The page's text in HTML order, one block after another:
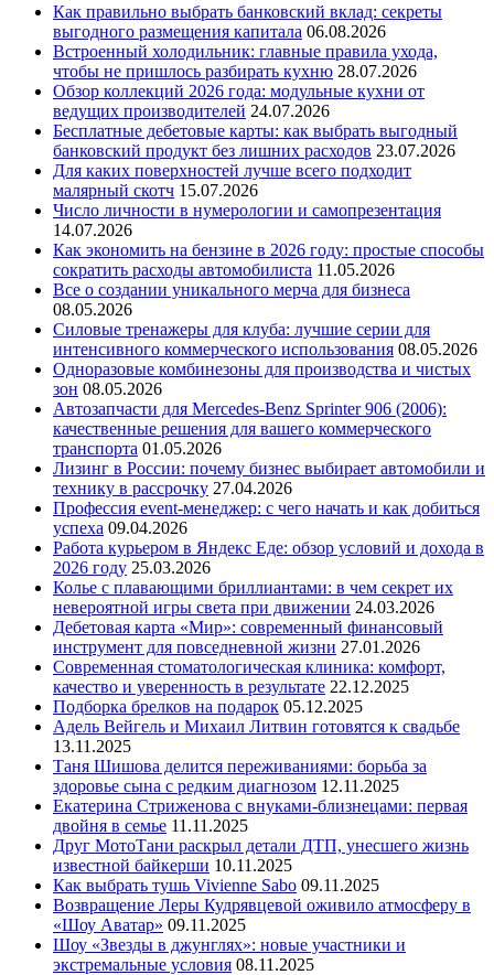
Как правильно выбрать банковский вклад: секреты
выгодного размещения капитала 06.08.2026
Встроенный холодильник: главные правила ухода,
чтобы не пришлось разбирать кухню 28.07.2026
Обзор коллекций 2026 года: модульные кухни от
ведущих производителей 24.07.2026
Бесплатные дебетовые карты: как выбрать выгодный
банковский продукт без лишних расходов 23.07.2026
Для каких поверхностей лучше всего подходит
малярный скотч 15.07.2026
Число личности в нумерологии и самопрезентация
14.07.2026
Как экономить на бензине в 2026 году: простые способы
сократить расходы автомобилиста 11.05.2026
Все о создании уникального мерча для бизнеса
08.05.2026
Силовые тренажеры для клуба: лучшие серии для
интенсивного коммерческого использования 08.05.2026
Одноразовые комбинезоны для производства и чистых
зон 08.05.2026
Автозапчасти для Mercedes-Benz Sprinter 906 (2006):
качественные решения для вашего коммерческого
транспорта 01.05.2026
Лизинг в России: почему бизнес выбирает автомобили и
технику в рассрочку 27.04.2026
Профессия event-менеджер: с чего начать и как добиться
успеха 09.04.2026
Работа курьером в Яндекс Еде: обзор условий и дохода в
2026 году 25.03.2026
Колье с плавающими бриллиантами: в чем секрет их
невероятной игры света при движении 24.03.2026
Дебетовая карта «Мир»: современный финансовый
инструмент для повседневной жизни 27.01.2026
Современная стоматологическая клиника: комфорт,
качество и уверенность в результате 22.12.2025
Подборка брелков на подарок 05.12.2025
Адель Вейгель и Михаил Литвин готовятся к свадьбе
13.11.2025
Таня Шишова делится переживаниями: борьба за
здоровье сына с редким диагнозом 12.11.2025
Екатерина Стриженова с внуками-близнецами: первая
двойня в семье 11.11.2025
Друг МотоТани раскрыл детали ДТП, унесшего жизнь
известной байкерши 10.11.2025
Как выбрать тушь Vivienne Sabo 09.11.2025
Возвращение Леры Кудрявцевой оживило атмосферу в
«Шоу Аватар» 09.11.2025
Шоу «Звезды в джунглях»: новые участники и
экстремальные условия 08.11.2025